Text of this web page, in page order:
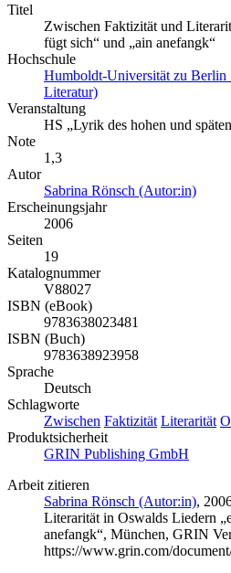
Titel
Zwischen Faktizität und
fügt sich“ und „ain anefangk“
Hochschule
Humboldt-Universität zu
Literatur)
Veranstaltung
HS „Lyrik des hohen und
Note
1,3
Autor
Sabrina Rönsch (Autor:in)
Erscheinungsjahr
2006
Seiten
19
Katalognummer
V88027
ISBN (eBook)
9783638023481
ISBN (Buch)
9783638923958
Sprache
Deutsch
Schlagworte
Zwischen Faktizität Literarität
Produktsicherheit
GRIN Publishing GmbH
Arbeit zitieren
Sabrina Rönsch (Autor:in),
Literarität in Oswalds Liedern
anefangk“, München, GRIN
https://www.grin.com/